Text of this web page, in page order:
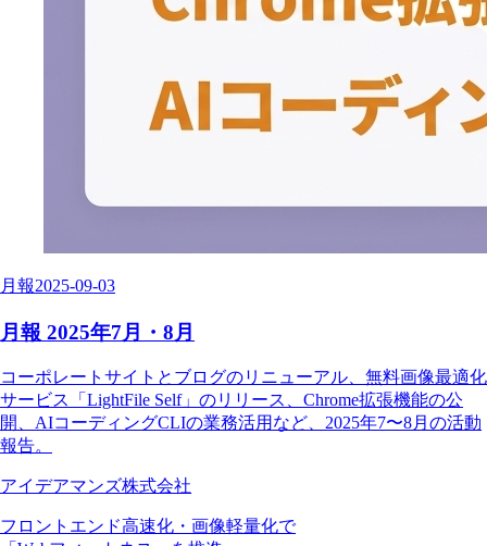
月報2025-09-03
月報 2025年7月・8月
コーポレートサイトとブログのリニューアル、無料画像最適化
サービス「LightFile Self」のリリース、Chrome拡張機能の公
開、AIコーディングCLIの業務活用など、2025年7〜8月の活動
報告。
アイデアマンズ株式会社
フロントエンド高速化・画像軽量化で